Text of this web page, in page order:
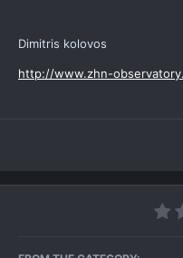
Dimitris kolovos
http://www.zhn-